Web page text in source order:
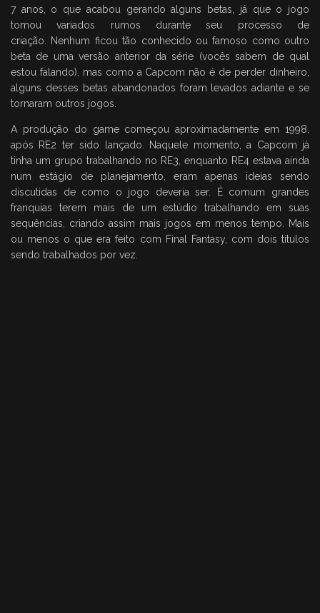
7 anos, o que acabou gerando alguns betas, já que o jogo
tomou variados rumos durante seu processo de
criação. Nenhum ficou tão conhecido ou famoso como outro
beta de uma versão anterior da série (vocês sabem de qual
estou falando), mas como a Capcom não é de perder dinheiro,
alguns desses betas abandonados foram levados adiante e se
tornaram outros jogos.
A produção do game começou aproximadamente em 1998,
após RE2 ter sido lançado. Naquele momento, a Capcom já
tinha um grupo trabalhando no RE3, enquanto RE4 estava ainda
num estágio de planejamento, eram apenas ideias sendo
discutidas de como o jogo deveria ser. É comum grandes
franquias terem mais de um estúdio trabalhando em suas
sequências, criando assim mais jogos em menos tempo. Mais
ou menos o que era feito com Final Fantasy, com dois títulos
sendo trabalhados por vez.